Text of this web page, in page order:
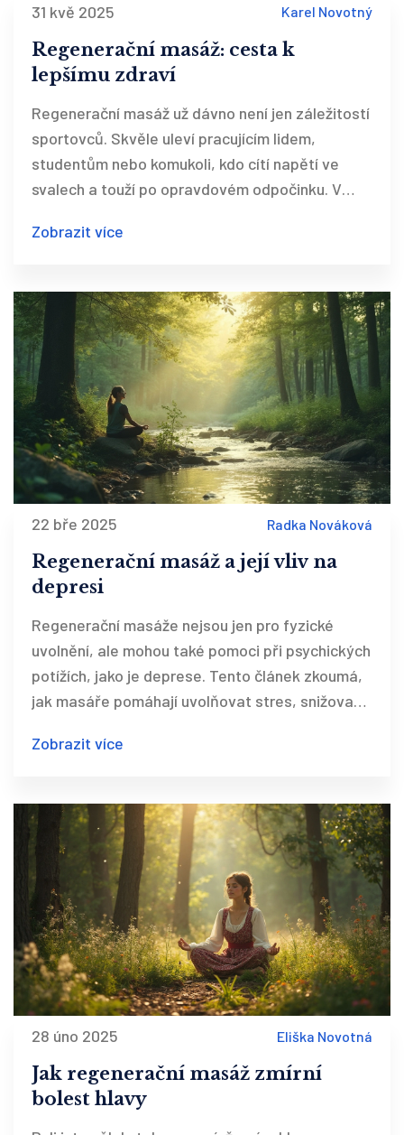
31 kvě 2025 Karel Novotný
Regenerační masáž: cesta k
lepšímu zdraví
Regenerační masáž už dávno není jen záležitostí
sportovců. Skvěle uleví pracujícím lidem,
studentům nebo komukoli, kdo cítí napětí ve
svalech a touží po opravdovém odpočinku. V
regenerační masáž pomáhá tělu, na co si dát
mluví o pozitivních účincích na psychiku. Přidám i
jednoduché tipy, podle čeho vybrat dobrého
maséra a kdy regenerační masáž smysl nedává.
Zobrazit více
22 bře 2025 Radka Nováková
Regenerační masáž a její vliv na
depresi
Regenerační masáže nejsou jen pro fyzické
uvolnění, ale mohou také pomoci při psychických
potížích, jako je deprese. Tento článek zkoumá,
jak masáře pomáhají uvolňovat stres, snižovat
dozvíte o konkrétních technikách a vhodných
podpořit psychické zdraví, masáže by mohly být
tou pravou cestou.
Zobrazit více
28 úno 2025 Eliška Novotná
Jak regenerační masáž zmírní
bolest hlavy